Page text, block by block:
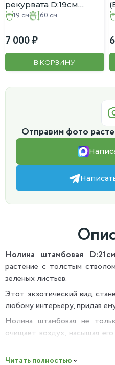
рекурвата D:19см
H:60см в Бетонном
19 см 60 см
7 000
В КОРЗИНУ
Отправим фото
Нолина штамбовая
растение с толстым
зеленых листьев.
Этот экзотический вид
любому интерьеру, придав
Нолина штамбовая не
очищает воздух, насыщая
помещении, снижая уровень
Читать полностью